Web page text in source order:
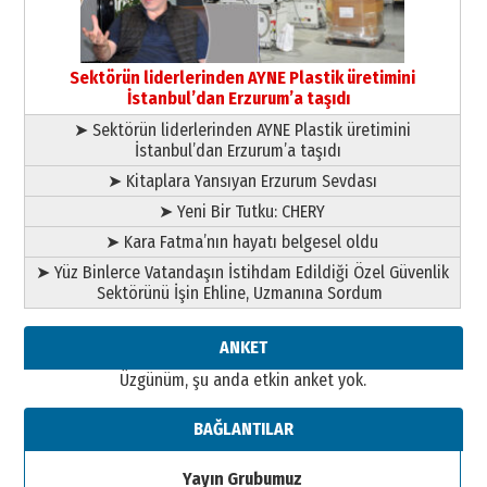
Cem Bakırcı
Ardında bıraktığı hatıralarıyla
gönül adamı Faruk Terzioğlu!
13 Mayıs 2026 Çarşamba
Esat BİNDESEN
Başkan Sekmen’den Erzurum’a
bir vizyon proje daha!
02 Ağustos 2026 Pazar
Sektörün liderlerinden AYNE Plastik üretimini
İstanbul’dan Erzurum’a taşıdı
➤ Sektörün liderlerinden AYNE Plastik üretimini
İstanbul’dan Erzurum’a taşıdı
➤ Kitaplara Yansıyan Erzurum Sevdası
➤ Yeni Bir Tutku: CHERY
➤ Kara Fatma’nın hayatı belgesel oldu
➤ Yüz Binlerce Vatandaşın İstihdam Edildiği Özel Güvenlik
Sektörünü İşin Ehline, Uzmanına Sordum
ANKET
Üzgünüm, şu anda etkin anket yok.
BAĞLANTILAR
Yayın Grubumuz